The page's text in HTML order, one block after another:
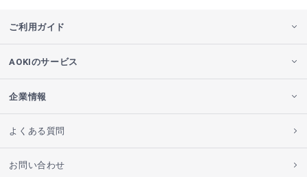
ご利用ガイド
AOKIのサービス
企業情報
よくある質問
お問い合わせ